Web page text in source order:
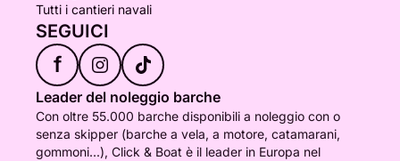
Tutti i cantieri navali
SEGUICI
f
Leader del noleggio barche
Con oltre 55.000 barche disponibili a noleggio con o
senza skipper (barche a vela, a motore, catamarani,
gommoni...), Click & Boat è il leader in Europa nel